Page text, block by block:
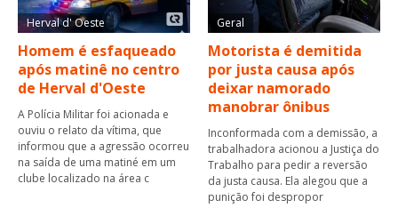
Herval d' Oeste
Homem é esfaqueado
após matinê no centro
de Herval d'Oeste
A Polícia Militar foi acionada e
ouviu o relato da vítima, que
informou que a agressão ocorreu
na saída de uma matiné em um
clube localizado na área c
Geral
Motorista é demitida
por justa causa após
deixar namorado
manobrar ônibus
Inconformada com a demissão, a
trabalhadora acionou a Justiça do
Trabalho para pedir a reversão
da justa causa. Ela alegou que a
punição foi despropor